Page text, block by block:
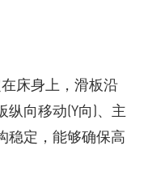
床身上，滑板沿
纵向移动(Y向)、主
稳定，能够确保高